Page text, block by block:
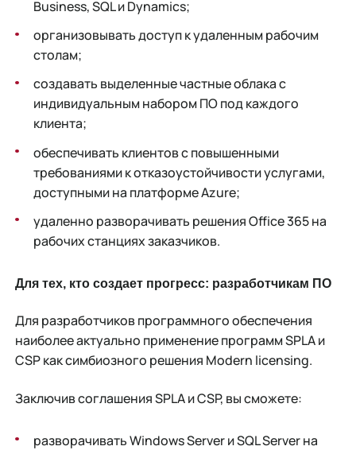
Business, SQL и Dynamics;
организовывать доступ к удаленным рабочим
столам;
создавать выделенные частные облака с
индивидуальным набором ПО под каждого
клиента;
обеспечивать клиентов с повышенными
требованиями к отказоустойчивости услугами,
доступными на платформе Azure;
удаленно разворачивать решения Office 365 на
рабочих станциях заказчиков.
Для тех, кто создает прогресс: разработчикам ПО
Для разработчиков программного обеспечения
наиболее актуально применение программ SPLA и
CSP как симбиозного решения Modern licensing.
Заключив соглашения SPLA и CSP, вы сможете:
разворачивать Windows Server и SQL Server на